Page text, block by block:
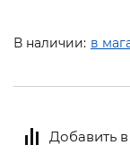
В наличии: в
Добавить